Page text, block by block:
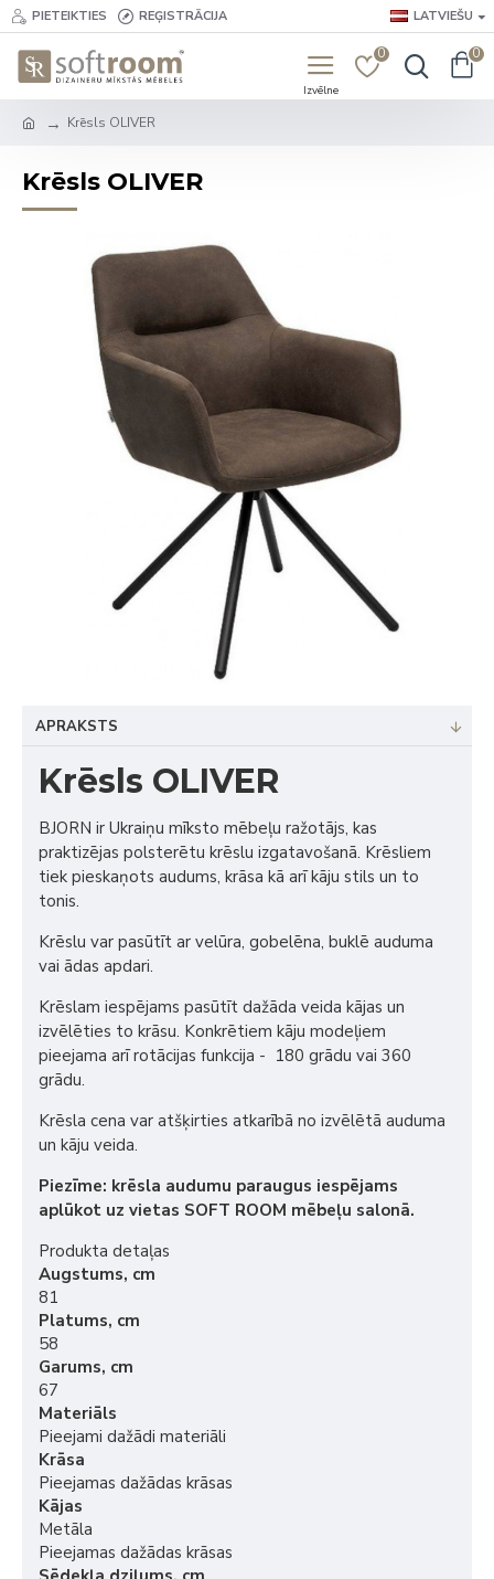
PIETEIKTIES REĢISTRĀCIJA LATVIEŠU
0 0
Krēsls OLIVER
Krēsls OLIVER
APRAKSTS
Krēsls OLIVER
BJORN ir Ukraiņu mīksto mēbeļu ražotājs, kas
praktizējas polsterētu krēslu izgatavošanā. Krēsliem
tiek pieskaņots audums, krāsa kā arī kāju stils un to
tonis.
Krēslu var pasūtīt ar velūra, gobelēna, buklē auduma
vai ādas apdari.
Krēslam iespējams pasūtīt dažāda veida kājas un
izvēlēties to krāsu. Konkrētiem kāju modeļiem
pieejama arī rotācijas funkcija - 180 grādu vai 360
grādu.
Krēsla cena var atšķirties atkarībā no izvēlētā auduma
un kāju veida.
Piezīme: krēsla audumu paraugus iespējams
aplūkot uz vietas SOFT ROOM mēbeļu salonā.
Produkta detaļas
Augstums, cm
81
Platums, cm
58
Garums, cm
67
Materiāls
Pieejami dažādi materiāli
Krāsa
Pieejamas dažādas krāsas
Kājas
Metāla
Pieejamas dažādas krāsas